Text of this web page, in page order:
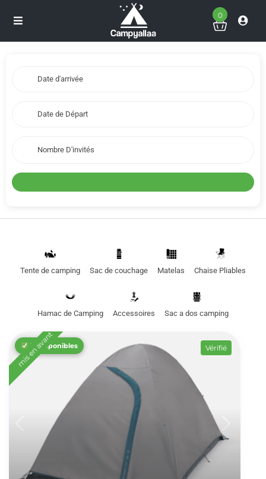
0
Nombre D'invités
Tente de camping Sac de couchage Matelas Chaise Pliables
Hamac de Camping Accessoires Sac a dos camping
12 disponibles
mis en avant Vérifié